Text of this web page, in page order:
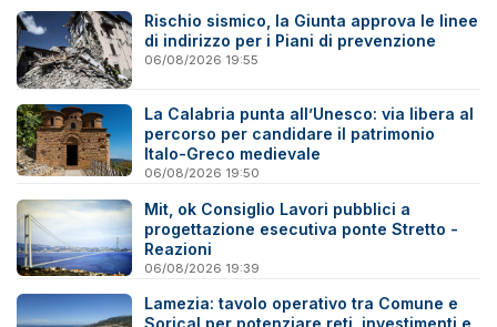
Rischio sismico, la Giunta approva le linee
di indirizzo per i Piani di prevenzione
06/08/2026 19:55
La Calabria punta all’Unesco: via libera al
percorso per candidare il patrimonio
Italo-Greco medievale
06/08/2026 19:50
Mit, ok Consiglio Lavori pubblici a
progettazione esecutiva ponte Stretto -
Reazioni
06/08/2026 19:39
Lamezia: tavolo operativo tra Comune e